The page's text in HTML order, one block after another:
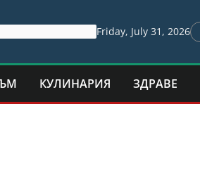
Friday, July 31, 2026
КУЛИНАРИЯ ЗДРАВЕ